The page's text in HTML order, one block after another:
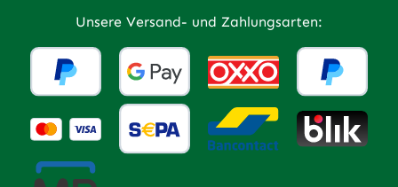
Unsere Versand- und Zahlungsarten: